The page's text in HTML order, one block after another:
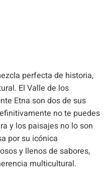
perfecta de historia,
El Valle de los
Etna son dos de sus
no te puedes
y los paisajes no lo son
por su icónica
y llenos de sabores,
multicultural.